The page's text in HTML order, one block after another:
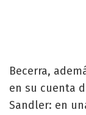
Becerra,
en su cuenta
Sandler: en